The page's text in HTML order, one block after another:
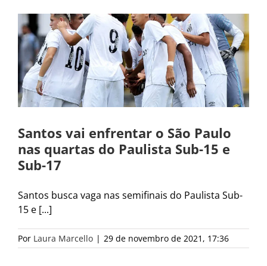
Santos vai enfrentar o São Paulo
nas quartas do Paulista Sub-15 e
Sub-17
Santos busca vaga nas semifinais do Paulista Sub-
15 e [...]
Por Laura Marcello | 29 de novembro de 2021, 17:36